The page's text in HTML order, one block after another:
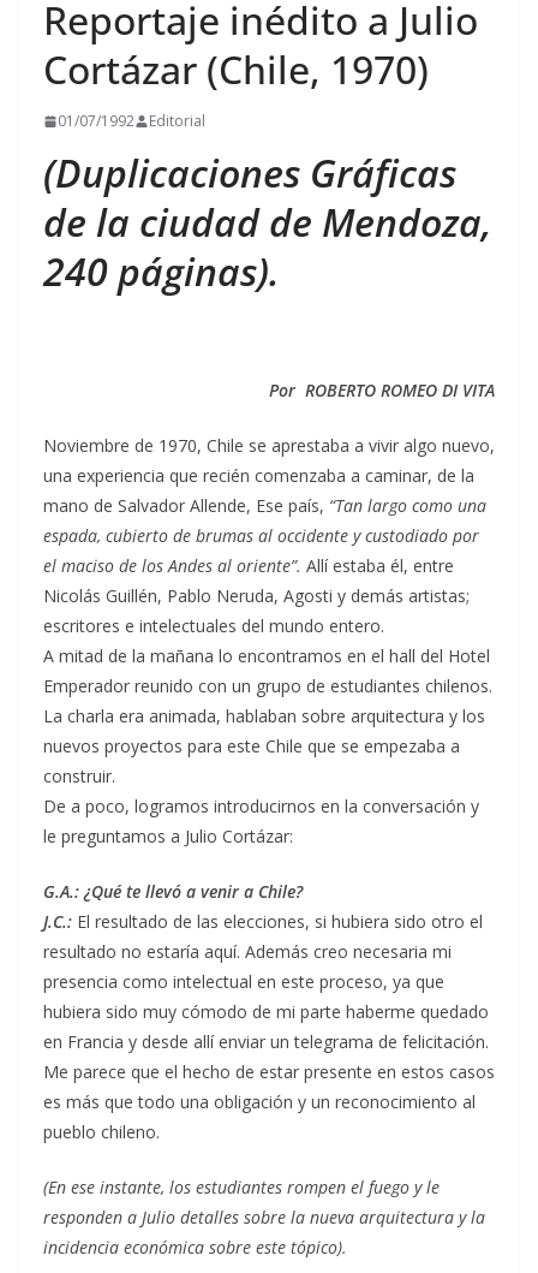
Reportaje inédito a Julio
Cortázar (Chile, 1970)
01/07/1992 Editorial
(Duplicaciones Gráficas
de la ciudad de Mendoza,
240 páginas).
Por ROBERTO ROMEO DI VITA
Noviembre de 1970, Chile se aprestaba a vivir algo nuevo,
una experiencia que recién comenzaba a caminar, de la
mano de Salvador Allende, Ese país, “Tan largo como una
espada, cubierto de brumas al occidente y custodiado por
el maciso de los Andes al oriente”. Allí estaba él, entre
Nicolás Guillén, Pablo Neruda, Agosti y demás artistas;
escritores e intelectuales del mundo entero.
A mitad de la mañana lo encontramos en el hall del Hotel
Emperador reunido con un grupo de estudiantes chilenos.
La charla era animada, hablaban sobre arquitectura y los
nuevos proyectos para este Chile que se empezaba a
construir.
De a poco, logramos introducirnos en la conversación y
le preguntamos a Julio Cortázar:
G.A.: ¿Qué te llevó a venir a Chile?
J.C.: El resultado de las elecciones, si hubiera sido otro el
resultado no estaría aquí. Además creo necesaria mi
presencia como intelectual en este proceso, ya que
hubiera sido muy cómodo de mi parte haberme quedado
en Francia y desde allí enviar un telegrama de felicitación.
Me parece que el hecho de estar presente en estos casos
es más que todo una obligación y un reconocimiento al
pueblo chileno.
(En ese instante, los estudiantes rompen el fuego y le
responden a Julio detalles sobre la nueva arquitectura y la
incidencia económica sobre este tópico).